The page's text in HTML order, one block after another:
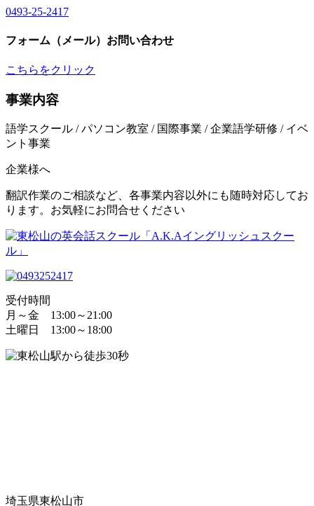
0493-25-2417
フォーム（メール）お問い合わせ
こちらをクリック
事業内容
語学スクール / パソコン教室 / 国際事業 / 企業語学研修 / イベ
ント事業
企業様へ
翻訳作業のご相談など、各事業内容以外にも随時対応してお
ります。お気軽にお問合せください
受付時間
月～金 13:00～21:00
土曜日 13:00～18:00
埼玉県東松山市